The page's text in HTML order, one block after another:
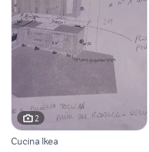
2
Cucina Ikea